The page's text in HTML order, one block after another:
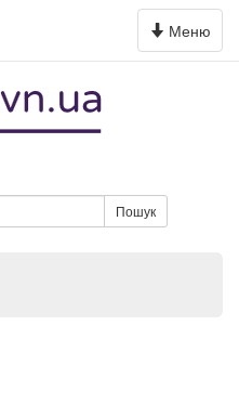
Toggle
navigation
Меню
Пошук